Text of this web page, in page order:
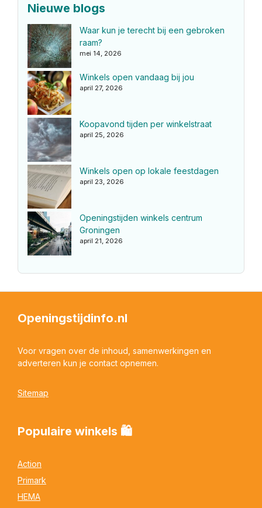
Nieuwe blogs
Waar kun je terecht bij een gebroken
raam?
mei 14, 2026
Winkels open vandaag bij jou
april 27, 2026
Koopavond tijden per winkelstraat
april 25, 2026
Winkels open op lokale feestdagen
april 23, 2026
Openingstijden winkels centrum
Groningen
april 21, 2026
Openingstijdinfo.nl
Voor vragen over de inhoud, samenwerkingen en
adverteren kun je contact opnemen.
Sitemap
Populaire winkels 🛍
Action
Primark
HEMA